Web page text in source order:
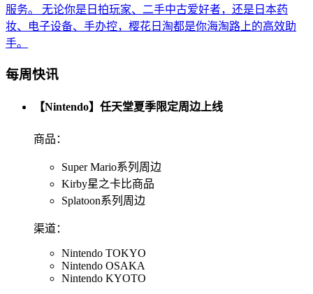
服务。 无论你是日拍玩家、二手中古爱好者，还是日本药
妆、电子设备、手办控，樱花日淘都是你海淘路上的高效助
手。
每周快讯
【Nintendo】任天堂夏季限定周边上线
商品：
Super Mario系列周边
Kirby星之卡比商品
Splatoon系列周边
渠道：
Nintendo TOKYO
Nintendo OSAKA
Nintendo KYOTO